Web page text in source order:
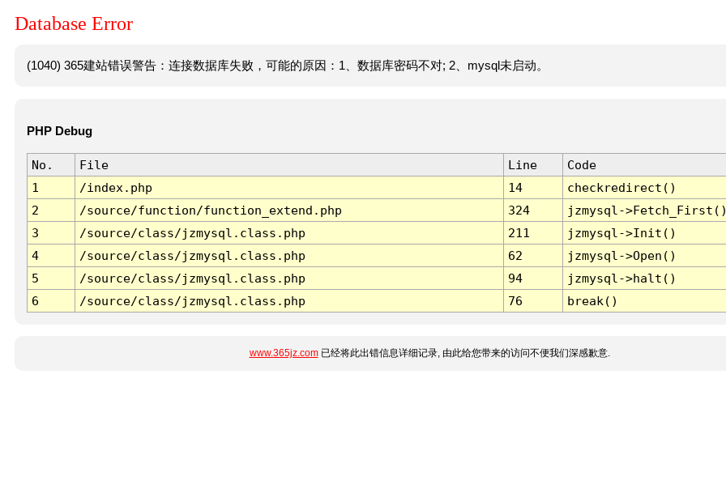
Database Error
(1040) 365建站错误警告：连接数据库失败，可能的原因：1、数据库密码不对; 2、mysql未启动。
PHP Debug
No. File Line
Code
1
/index.php 14
checkredirect()
2
/source/function/function_extend.php 324
jzmysql-
3
/source/class/jzmysql.class.php 211
jzmysql->Init()
4
/source/class/jzmysql.class.php 62
jzmysql->Open()
5
/source/class/jzmysql.class.php 94
jzmysql->halt()
6
/source/class/jzmysql.class.php 76 break()
www.365jz.com已经将此出错信息详细记录, 由此给您带来的访问不便我们深感歉意.